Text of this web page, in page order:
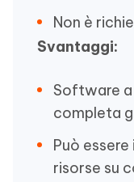
Non è
Svantaggi:
Software a
completa
Può
risorse su